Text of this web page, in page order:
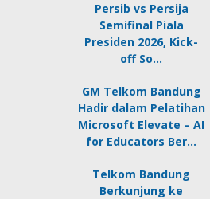
Persib vs Persija
Semifinal Piala
Presiden 2026, Kick-
off So…
GM Telkom Bandung
Hadir dalam Pelatihan
Microsoft Elevate – AI
for Educators Ber…
Telkom Bandung
Berkunjung ke